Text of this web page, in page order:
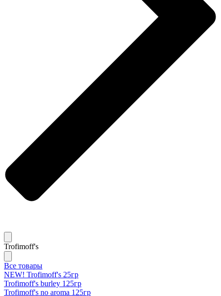
Trofimoff's
Все товары
NEW! Trofimoff's 25гр
Trofimoff's burley 125гр
Trofimoff's no aroma 125гр